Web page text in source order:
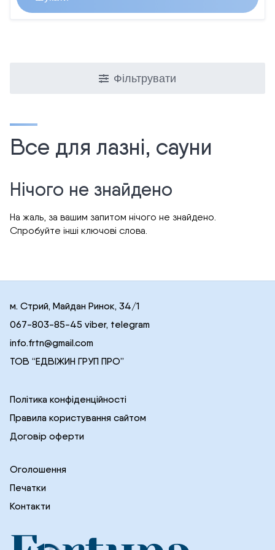
Фільтрувати
Все для лазні, сауни
Нічого не знайдено
На жаль, за вашим запитом нічого не знайдено.
Спробуйте інші ключові слова.
м. Стрий, Майдан Ринок, 34/1
067-803-85-45 viber, telegram
info.frtn@gmail.com
ТОВ “ЕДВІЖИН ГРУП ПРО”
Політика конфіденційності
Правила користування сайтом
Договір оферти
Оголошення
Печатки
Контакти